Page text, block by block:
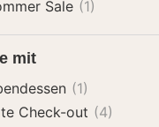
Sale (1)
mit
(1)
Check-out (4)